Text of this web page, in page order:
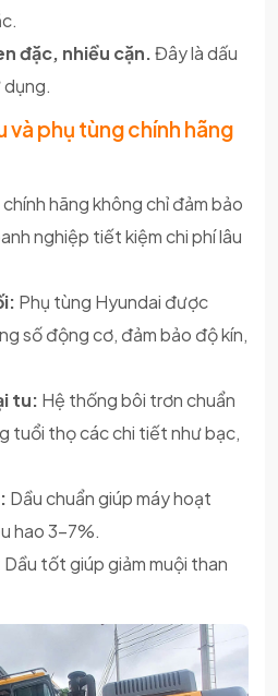
đặc, nhiều cặn.Đây là dấu
dụng.
và phụ tùng chính hãng
hãng không chỉ đảm bảo
nghiệp tiết kiệm chi phí lâu
Phụ tùng Hyundai được
số động cơ, đảm bảo độ kín,
tu: Hệ thống bôi trơn chuẩn
tuổi thọ các chi tiết như bạc,
Dầu chuẩn giúp máy hoạt
hao 3–7%.
Dầu tốt giúp giảm muội than